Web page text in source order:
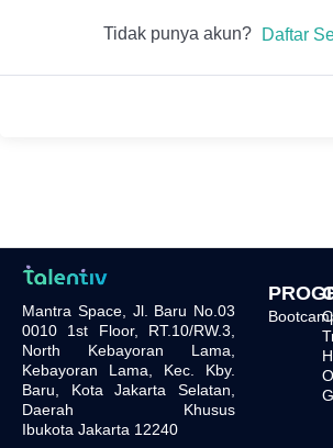
Tidak punya akun? Daftar
Mantra Space, Jl. Baru No.03
0010 1st Floor, RT.10/RW.3,
North Kebayoran Lama,
Kebayoran Lama, Kec. Kby.
Baru, Kota Jakarta Selatan,
Daerah Khusus
Ibukota Jakarta 12240